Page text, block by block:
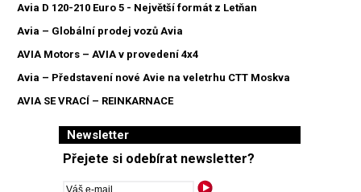
Avia D 120-210 Euro 5 - Největší formát z Letňan
Avia – Globální prodej vozů Avia
AVIA Motors – AVIA v provedení 4x4
Avia – Představení nové Avie na veletrhu CTT Moskva
AVIA SE VRACÍ – REINKARNACE
Newsletter
Přejete si odebírat newsletter?